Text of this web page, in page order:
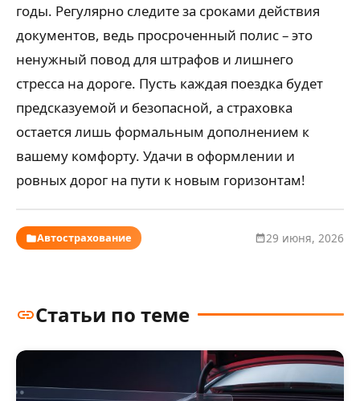
годы. Регулярно следите за сроками действия
документов, ведь просроченный полис – это
ненужный повод для штрафов и лишнего
стресса на дороге. Пусть каждая поездка будет
предсказуемой и безопасной, а страховка
остается лишь формальным дополнением к
вашему комфорту. Удачи в оформлении и
ровных дорог на пути к новым горизонтам!
Автострахование 29 июня, 2026
Статьи по теме